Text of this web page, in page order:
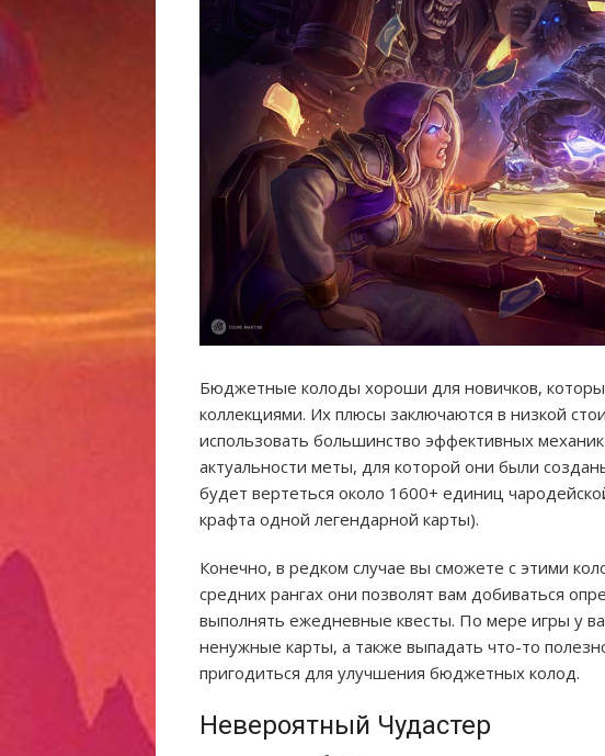
Бюджетные колоды хороши для новичков,
коллекциями. Их плюсы заключаются в низкой
использовать большинство эффективных
актуальности меты, для которой они были
будет вертеться около 1600+ единиц
крафта одной легендарной карты).
Конечно, в редком случае вы сможете с этими
средних рангах они позволят вам добиваться
выполнять ежедневные квесты. По мере игры у
ненужные карты, а также выпадать что-то
пригодиться для улучшения бюджетных колод.
Невероятный Чудастер